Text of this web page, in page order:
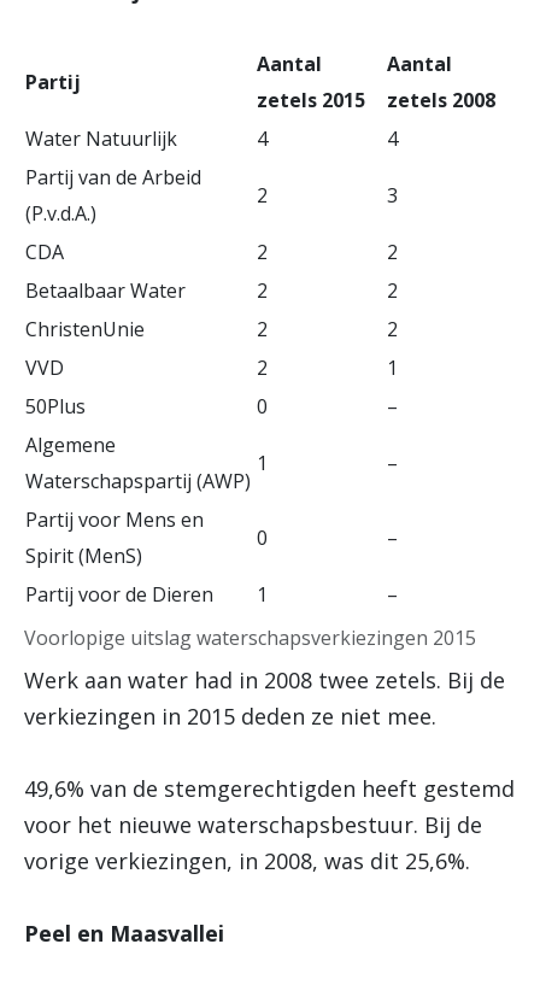
Partij
Aantal
zetels 2015
Aantal
zetels 2008
Voorlopige uitslag waterschapsverkiezingen 2015
Water Natuurlijk 4
4
Partij van de Arbeid
(P.v.d.A.)
2 3
CDA 2
2
Betaalbaar Water
2
2
ChristenUnie
2
2
VVD
2
1
50Plus
0
–
Algemene
Waterschapspartij (AWP)
1 –
Partij voor Mens en
Spirit (MenS)
0 –
Partij voor de Dieren 1 –
Werk aan water had in 2008 twee zetels. Bij de
verkiezingen in 2015 deden ze niet mee.
49,6% van de stemgerechtigden heeft gestemd
voor het nieuwe waterschapsbestuur. Bij de
vorige verkiezingen, in 2008, was dit 25,6%.
Peel en Maasvallei